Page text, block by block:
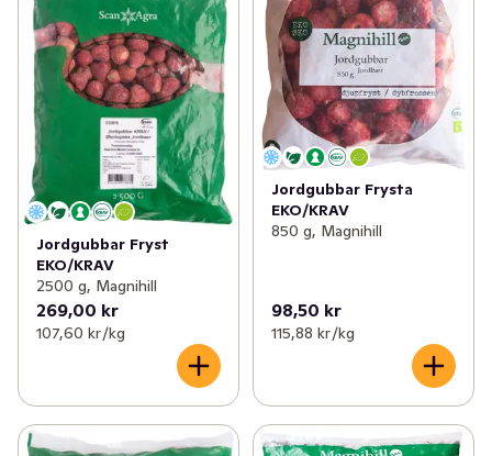
Jordgubbar Fryst
EKO/KRAV
2500 g, Magnihill
269,00 kr
107,60 kr /kg
Jordgubbar Frysta
EKO/KRAV
850 g, Magnihill
98,50 kr
115,88 kr /kg